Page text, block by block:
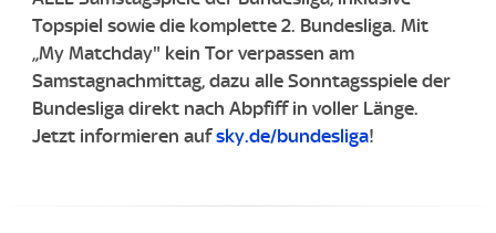
Topspiel sowie die komplette 2. Bundesliga. Mit
„My Matchday" kein Tor verpassen am
Samstagnachmittag, dazu alle Sonntagsspiele der
Bundesliga direkt nach Abpfiff in voller Länge.
Jetzt informieren aufsky.de/bundesliga!